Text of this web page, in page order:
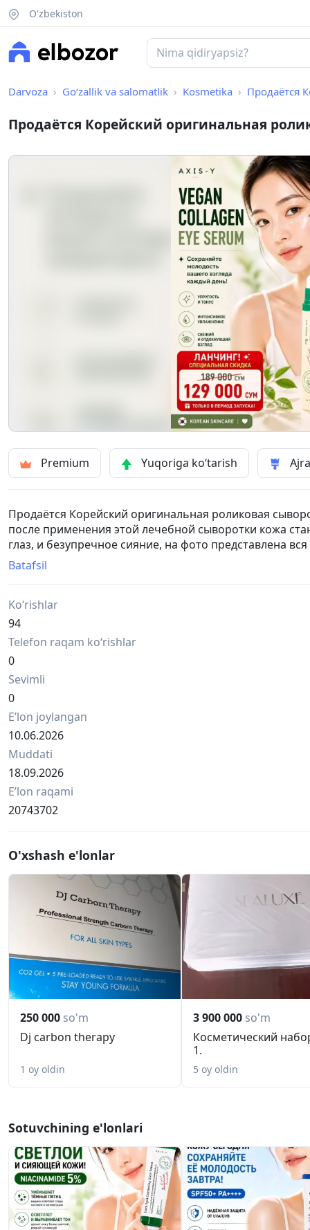
O'zbekiston
Darvoza Go‘zallik va salomatlik Kosmetika Продаётся
Продаётся Корейский оригинальная
Premium Yuqoriga ko‘tarish
Продаётся Корейский оригинальная роликовая
после применения этой лечебной сыворотки кожа
глаз, и безупречное сияние, на фото представлена
могу сама в Ташкент или в Алмалык.
Batafsil
Ko‘rishlar
94
Telefon raqam ko‘rishlar
0
Sevimli
0
Eʼlon joylangan
10.06.2026
Muddati
18.09.2026
Eʼlon raqami
20743702
O'xshash e'lonlar
250 000 so'm
Dj carbon therapy
1 oy oldin
3 900 000 so'm
Косметический
1.
5 oy oldin
Sotuvchining e'lonlari